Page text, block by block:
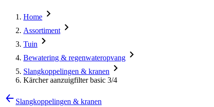
Home
Assortiment
Tuin
Bewatering & regenwateropvang
Slangkoppelingen & kranen
Kärcher aanzuigfilter basic 3/4
Slangkoppelingen & kranen